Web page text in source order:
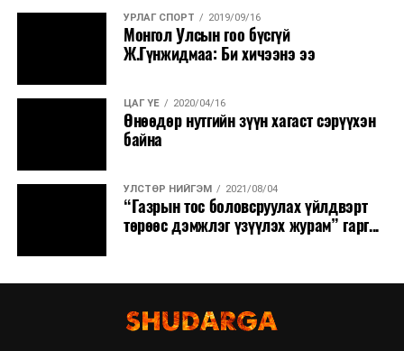
УРЛАГ СПОРТ 2019/09/16
Монгол Улсын гоо бүсгүй
Ж.Гүнжидмаа: Би хичээнэ ээ
ЦАГ ҮЕ 2020/04/16
Өнөөдөр нутгийн зүүн хагаст сэрүүхэн
байна
УЛСТӨР НИЙГЭМ 2021/08/04
“Газрын тос боловсруулах үйлдвэрт
төрөөс дэмжлэг үзүүлэх журам” гарг...